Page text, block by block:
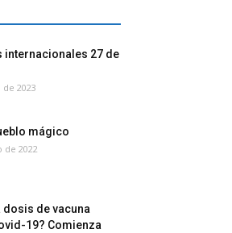
internacionales 27 de
2023
mágico
de 2022
dosis de vacuna
19? Comienza